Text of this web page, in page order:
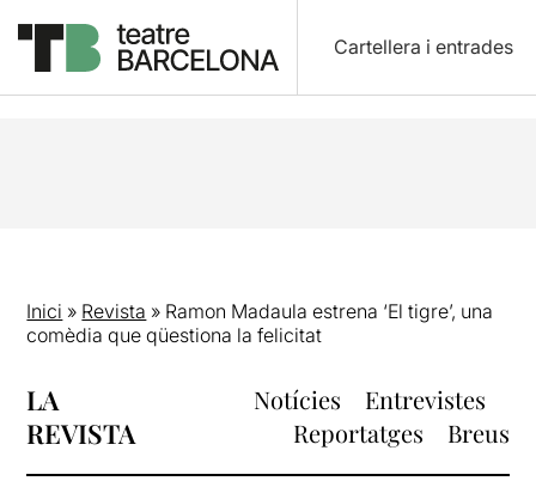
Cartellera i entrades
Inici » Revista » Ramon Madaula estrena ‘El tigre’, una
comèdia que qüestiona la felicitat
LA
REVISTA
Notícies
Entrevistes
Reportatges
Breus